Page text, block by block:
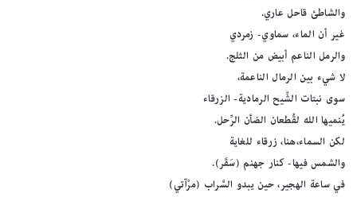
والشاطئ قاحل عاري.
غير أن الماء، سماوي- زمردي
والرمل الناعم أبيض من الثلج.
لا شيء بين الرمال الناعمة،
سوى نبتات الشِّيح الرمادية- الزرقاء
يُنميها الله لقُطعان الضأن الرِّحل.
لكن السماء،هنا، زرقاء للغاية
والشمس فيها- كنار جهنم (سَقَر).
في ساعة الهجير، حين يبدو السَّراب (مرْآتي)